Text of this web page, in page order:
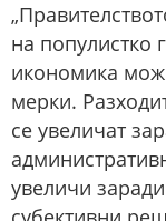
на популистко
икономика
мерки.
се увеличат
увеличи